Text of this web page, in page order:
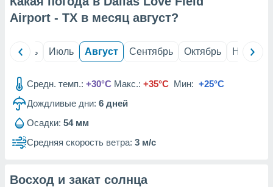
из
данных
Airport - TX в месяц август?
Июнь Июль Август Сентябрь Октябрь Ноябрь
Средн. темп.: +30°C Макс.: +35°C Мин: +25°C
Дождливые дни: 6 дней
Осадки: 54 мм
Средняя скорость ветра: 3 м/с
Восход и закат солнца